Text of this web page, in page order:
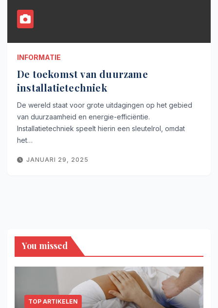
INFORMATIE
De toekomst van duurzame
installatietechniek
De wereld staat voor grote uitdagingen op het gebied
van duurzaamheid en energie-efficiëntie.
Installatietechniek speelt hierin een sleutelrol, omdat
het…
JANUARI 29, 2025
You missed
TOP ARTIKELEN